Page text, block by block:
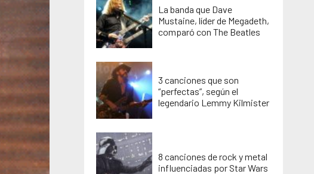
La banda que Dave
Mustaine, líder de Megadeth,
comparó con The Beatles
3 canciones que son
“perfectas”, según el
legendario Lemmy Kilmister
8 canciones de rock y metal
influenciadas por Star Wars